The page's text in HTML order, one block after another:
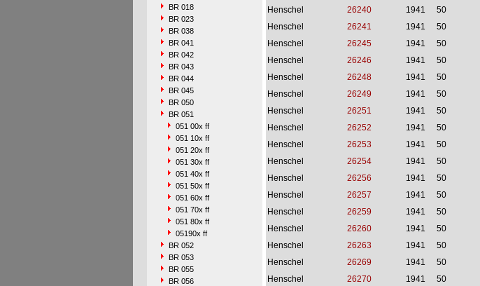
BR 018
BR 023
BR 038
BR 041
BR 042
BR 043
BR 044
BR 045
BR 050
BR 051
051 00x ff
051 10x ff
051 20x ff
051 30x ff
051 40x ff
051 50x ff
051 60x ff
051 70x ff
051 80x ff
05190x ff
BR 052
BR 053
BR 055
BR 056
Henschel
26240 1941 50
Henschel
26241 1941 50
Henschel
26245 1941 50
Henschel
26246 1941 50
Henschel
26248 1941 50
Henschel
26249 1941 50
Henschel
26251 1941 50
Henschel
26252 1941 50
Henschel
26253 1941 50
Henschel
26254 1941 50
Henschel
26256 1941 50
Henschel
26257 1941 50
Henschel
26259 1941 50
Henschel
26260 1941 50
Henschel
26263 1941 50
Henschel
26269 1941 50
Henschel
26270 1941 50